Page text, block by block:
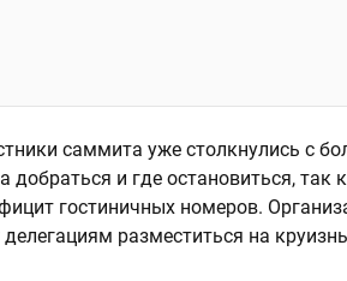
саммита уже столкнулись с
добраться и где остановиться,
гостиничных номеров.
разместиться на